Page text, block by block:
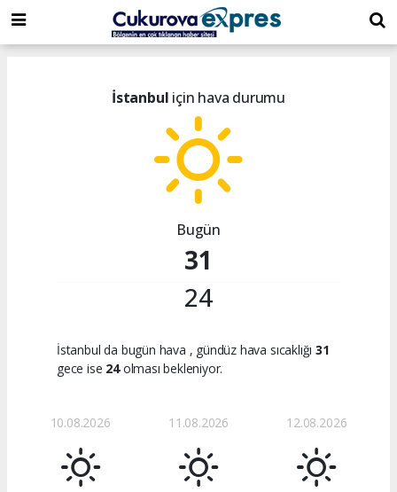
dini
chat
islami
chat
islami
sohbetler
İstanbul için hava durumu
Bugün
31
24
İstanbul da bugün hava , gündüz hava sıcaklığı 31
gece ise 24olması bekleniyor.
10.08.2026 11.08.2026 12.08.2026